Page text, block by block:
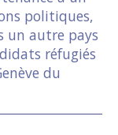
politiques,
un autre pays
réfugiés
du